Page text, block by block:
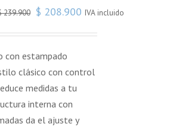
239.900 $ 208.900 IVA incluido
con estampado
clásico con control
medidas a tu
interna con
da el ajuste y